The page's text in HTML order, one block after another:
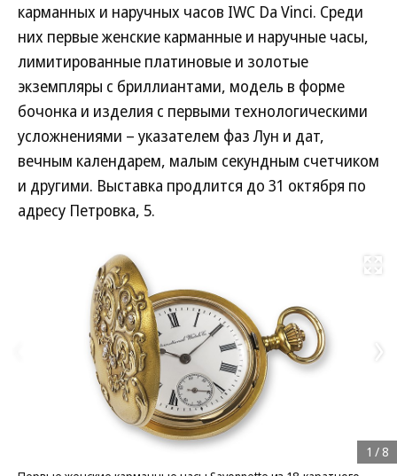
карманных и наручных часов IWC Da Vinci. Среди
них первые женские карманные и наручные часы,
лимитированные платиновые и золотые
экземпляры с бриллиантами, модель в форме
бочонка и изделия с первыми технологическими
усложнениями – указателем фаз Лун и дат,
вечным календарем, малым секундным счетчиком
и другими. Выставка продлится до 31 октября по
адресу Петровка, 5.
1 / 8